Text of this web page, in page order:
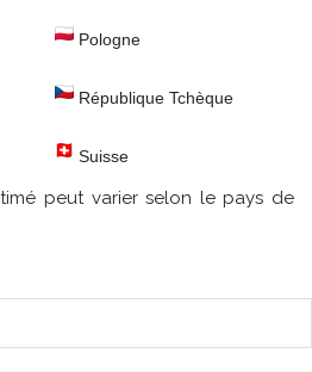
Pologne
République Tchèque
Suisse
peut varier selon le pays de